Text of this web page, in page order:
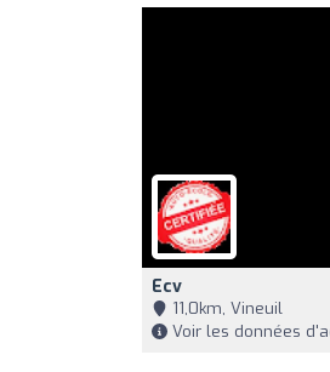
Ecv
11,0km, Vineuil
Voir les données